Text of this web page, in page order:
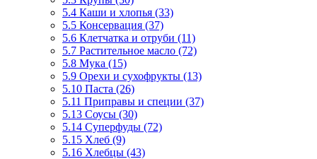
5.4 Каши и хлопья (33)
5.5 Консервация (37)
5.6 Клетчатка и отруби (11)
5.7 Растительное масло (72)
5.8 Мука (15)
5.9 Орехи и сухофрукты (13)
5.10 Паста (26)
5.11 Приправы и специи (37)
5.13 Соусы (30)
5.14 Суперфуды (72)
5.15 Хлеб (9)
5.16 Хлебцы (43)